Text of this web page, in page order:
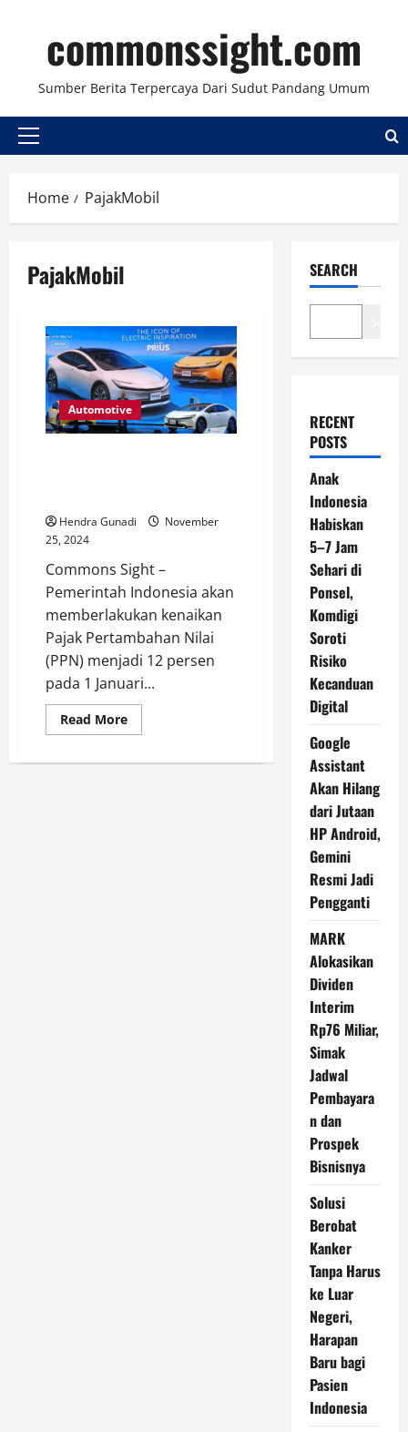
contentcommonssight.com
Sumber Berita Terpercaya Dari Sudut Pandang Umum
Primary
Home PajakMobil
PajakMobil
Automotive
Hendra Gunadi
November
25, 2024
Commons Sight –
Pemerintah Indonesia akan
memberlakukan kenaikan
Pajak Pertambahan Nilai
(PPN) menjadi 12 persen
pada 1 Januari...
Read MoreRead
more
Mobil
SEARCH
RECENT
POSTS
Anak
Indonesia
Habiskan
5–7 Jam
Sehari di
Ponsel,
Komdigi
Soroti
Risiko
Kecanduan
Digital
Google
Assistant
Akan Hilang
dari Jutaan
HP Android,
Gemini
Resmi Jadi
Pengganti
MARK
Alokasikan
Dividen
Interim
Rp76 Miliar,
Simak
Jadwal
Pembayara
n dan
Prospek
Bisnisnya
Solusi
Berobat
Kanker
Tanpa Harus
ke Luar
Negeri,
Harapan
Baru bagi
Pasien
Indonesia